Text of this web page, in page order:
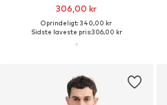
306,00 kr
Oprindeligt: 340,00 kr
Sidste laveste pris:306,00 kr